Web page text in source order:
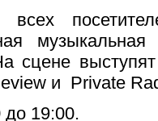
сцене
и Private
19:00.